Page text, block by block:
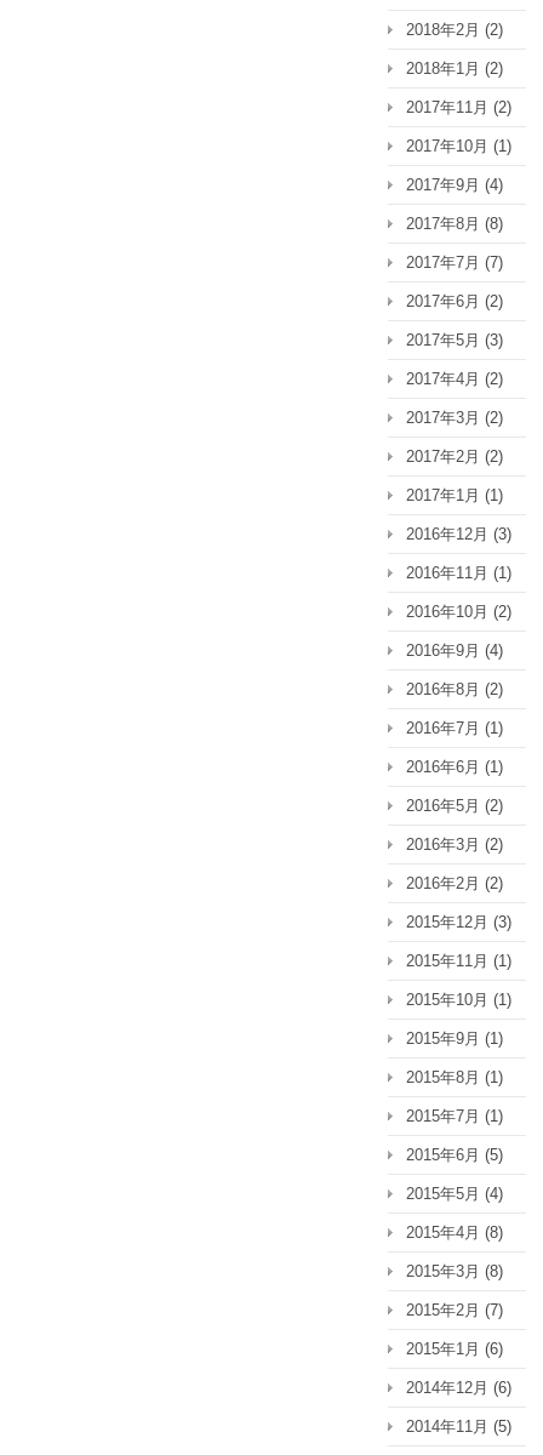
2018年2月 (2)
2018年1月 (2)
2017年11月 (2)
2017年10月 (1)
2017年9月 (4)
2017年8月 (8)
2017年7月 (7)
2017年6月 (2)
2017年5月 (3)
2017年4月 (2)
2017年3月 (2)
2017年2月 (2)
2017年1月 (1)
2016年12月 (3)
2016年11月 (1)
2016年10月 (2)
2016年9月 (4)
2016年8月 (2)
2016年7月 (1)
2016年6月 (1)
2016年5月 (2)
2016年3月 (2)
2016年2月 (2)
2015年12月 (3)
2015年11月 (1)
2015年10月 (1)
2015年9月 (1)
2015年8月 (1)
2015年7月 (1)
2015年6月 (5)
2015年5月 (4)
2015年4月 (8)
2015年3月 (8)
2015年2月 (7)
2015年1月 (6)
2014年12月 (6)
2014年11月 (5)